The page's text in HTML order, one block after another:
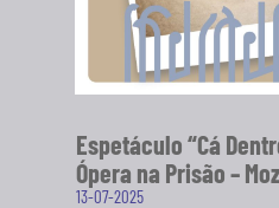
Espetáculo “Cá
Ópera na Prisão –
13-07-2025